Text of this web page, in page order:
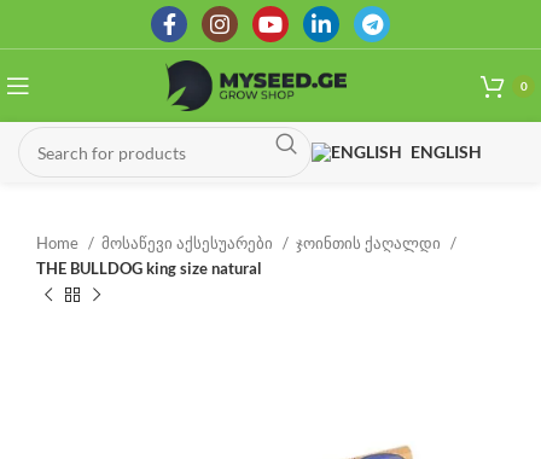
0
ENGLISH
Home მოსაწევი აქსესუარები
ჯოინთის ქაღალდი
THE BULLDOG king size natural